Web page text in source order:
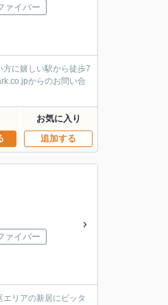
ァイバー
に嬉しい駅から徒歩7
からのお問い合
お気に入り
追加する
ァイバー
リアの新居にピッタ